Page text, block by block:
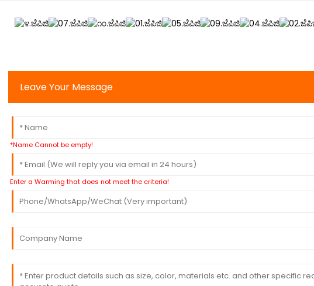
Leave Your Message
*Name Cannot be empty!
Enter a Warming that does not meet the criteria!